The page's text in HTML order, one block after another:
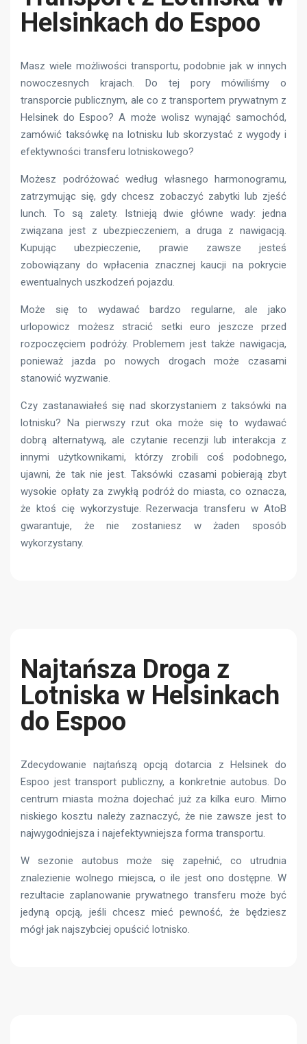
Helsinkach do Espoo
Masz wiele możliwości transportu, podobnie jak w innych
nowoczesnych krajach. Do tej pory mówiliśmy o
transporcie publicznym, ale co z transportem prywatnym z
Helsinek do Espoo? A może wolisz wynająć samochód,
zamówić taksówkę na lotnisku lub skorzystać z wygody i
efektywności transferu lotniskowego?
Możesz podróżować według własnego harmonogramu,
zatrzymując się, gdy chcesz zobaczyć zabytki lub zjeść
lunch. To są zalety. Istnieją dwie główne wady: jedna
związana jest z ubezpieczeniem, a druga z nawigacją.
Kupując ubezpieczenie, prawie zawsze jesteś
zobowiązany do wpłacenia znacznej kaucji na pokrycie
ewentualnych uszkodzeń pojazdu.
Może się to wydawać bardzo regularne, ale jako
urlopowicz możesz stracić setki euro jeszcze przed
rozpoczęciem podróży. Problemem jest także nawigacja,
ponieważ jazda po nowych drogach może czasami
stanowić wyzwanie.
Czy zastanawiałeś się nad skorzystaniem z taksówki na
lotnisku? Na pierwszy rzut oka może się to wydawać
dobrą alternatywą, ale czytanie recenzji lub interakcja z
innymi użytkownikami, którzy zrobili coś podobnego,
ujawni, że tak nie jest. Taksówki czasami pobierają zbyt
wysokie opłaty za zwykłą podróż do miasta, co oznacza,
że ​​ktoś cię wykorzystuje. Rezerwacja transferu w AtoB
gwarantuje, że nie zostaniesz w żaden sposób
wykorzystany.
Najtańsza Droga z
Lotniska w Helsinkach
do Espoo
Zdecydowanie najtańszą opcją dotarcia z Helsinek do
Espoo jest transport publiczny, a konkretnie autobus. Do
centrum miasta można dojechać już za kilka euro. Mimo
niskiego kosztu należy zaznaczyć, że nie zawsze jest to
najwygodniejsza i najefektywniejsza forma transportu.
W sezonie autobus może się zapełnić, co utrudnia
znalezienie wolnego miejsca, o ile jest ono dostępne. W
rezultacie zaplanowanie prywatnego transferu może być
jedyną opcją, jeśli chcesz mieć pewność, że będziesz
mógł jak najszybciej opuścić lotnisko.